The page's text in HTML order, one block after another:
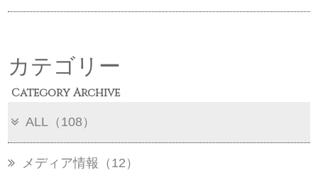
カテゴリー
Category Archive
ALL（108）
メディア情報（12）